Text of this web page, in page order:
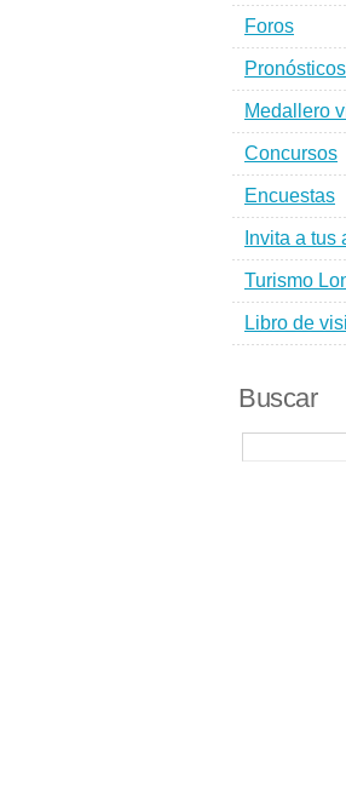
Foros
Pronósticos
Medallero
Concursos
Encuestas
Invita a tus
Turismo
Libro de
Buscar